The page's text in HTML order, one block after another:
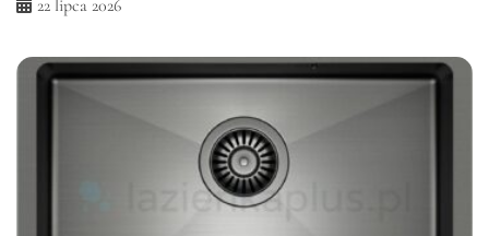
22 lipca 2026